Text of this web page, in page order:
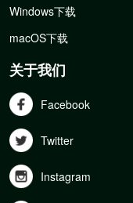
Windows下载
macOS下载
关于我们
Facebook
Twitter
Instagram